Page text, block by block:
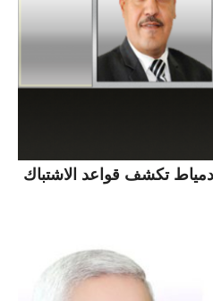
تكشف قواعد الاشتباك